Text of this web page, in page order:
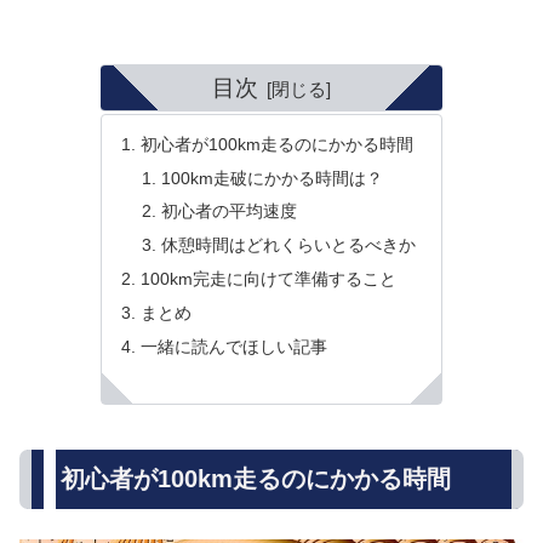
目次
初心者が100km走るのにかかる時間
100km走破にかかる時間は？
初心者の平均速度
休憩時間はどれくらいとるべきか
100km完走に向けて準備すること
まとめ
一緒に読んでほしい記事
初心者が100km走るのにかかる時間